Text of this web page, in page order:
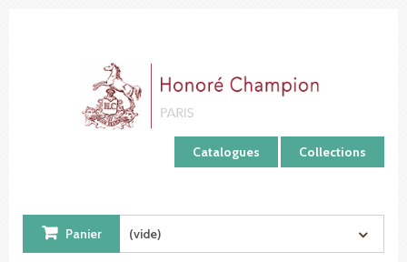
Catalogues Collections
Panier (vide)